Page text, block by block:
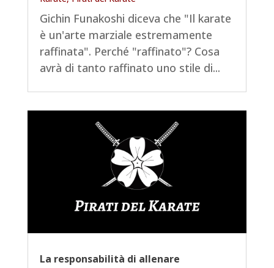
Gichin Funakoshi diceva che "Il karate
è un'arte marziale estremamente
raffinata". Perché "raffinato"? Cosa
avrà di tanto raffinato uno stile di...
La responsabilità di allenare